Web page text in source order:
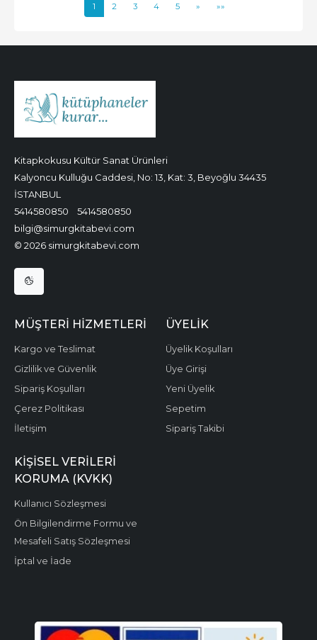
1 2 3 4 5 » »»
Kitapkokusu Kültür Sanat Ürünleri
Kalyoncu Kulluğu Caddesi, No: 13, Kat: 3, Beyoğlu 34435
İSTANBUL
5414580850
5414580850
bilgi@simurgkitabevi.com
© 2026 simurgkitabevi.com
MÜŞTERI HIZMETLERI
Kargo ve Teslimat
Gizlilik ve Güvenlik
Sipariş Koşulları
Çerez Politikası
İletişim
ÜYELIK
Üyelik Koşulları
Üye Girişi
Yeni Üyelik
Sepetim
Sipariş Takibi
KIŞISEL VERILERI
KORUMA (KVKK)
Kullanıcı Sözleşmesi
Ön Bilgilendirme Formu ve
Mesafeli Satış Sözleşmesi
İptal ve İade